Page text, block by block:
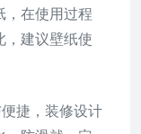
，在使用过程
，建议壁纸使
捷，装修设计